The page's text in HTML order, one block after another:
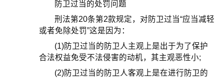
防卫过当的处罚问题
刑法第20条第2款规定，对防卫过当“应当减轻
或者免除处罚”这是因为：
(1)防卫过当的防卫人主观上是出于为了保护
合法权益免受不法侵害的动机，其主观恶性小;
(2)防卫过当的防卫人客观上是在进行防卫的